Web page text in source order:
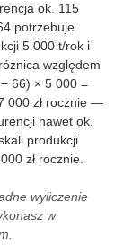
ok. 115
potrzebuje
5 000 t/rok i
względem
66) × 5 000 =
000 zł rocznie —
nawet ok.
produkcji
zł rocznie.
wyliczenie
w